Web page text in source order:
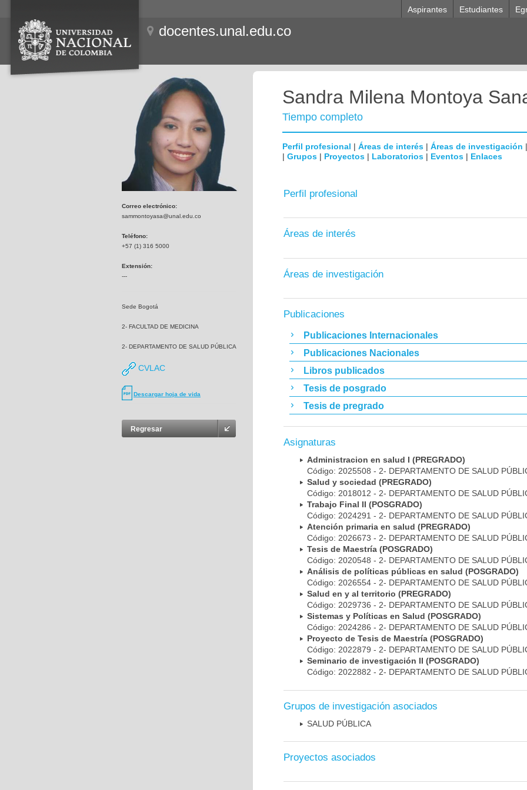
Aspirantes Estudiantes
docentes.unal.edu.co
Correo electrónico:
sammontoyasa@unal.edu.co
Teléfono:
+57 (1) 316 5000
Extensión:
---
Sede Bogotá
2- FACULTAD DE MEDICINA
2- DEPARTAMENTO DE SALUD PÚBLICA
CVLAC
Descargar hoja de vida
Regresar
Sandra Milena Montoya
Tiempo completo
Perfil profesional | Áreas de interés | Áreas de investigación |
| Grupos | Proyectos | Laboratorios | Eventos | Enlaces
Perfil profesional
Áreas de interés
Áreas de investigación
Publicaciones
Publicaciones Internacionales
Publicaciones Nacionales
Libros publicados
Tesis de posgrado
Tesis de pregrado
Asignaturas
Administracion en salud I (PREGRADO)
Código: 2025508 - 2- DEPARTAMENTO DE SALUD
Salud y sociedad (PREGRADO)
Código: 2018012 - 2- DEPARTAMENTO DE SALUD
Trabajo Final II (POSGRADO)
Código: 2024291 - 2- DEPARTAMENTO DE SALUD
Atención primaria en salud (PREGRADO)
Código: 2026673 - 2- DEPARTAMENTO DE SALUD
Tesis de Maestría (POSGRADO)
Código: 2020548 - 2- DEPARTAMENTO DE SALUD
Análisis de políticas públicas en salud (POSGRADO)
Código: 2026554 - 2- DEPARTAMENTO DE SALUD
Salud en y al territorio (PREGRADO)
Código: 2029736 - 2- DEPARTAMENTO DE SALUD
Sistemas y Políticas en Salud (POSGRADO)
Código: 2024286 - 2- DEPARTAMENTO DE SALUD
Proyecto de Tesis de Maestría (POSGRADO)
Código: 2022879 - 2- DEPARTAMENTO DE SALUD
Seminario de investigación II (POSGRADO)
Código: 2022882 - 2- DEPARTAMENTO DE SALUD
Grupos de investigación asociados
SALUD PÚBLICA
Proyectos asociados